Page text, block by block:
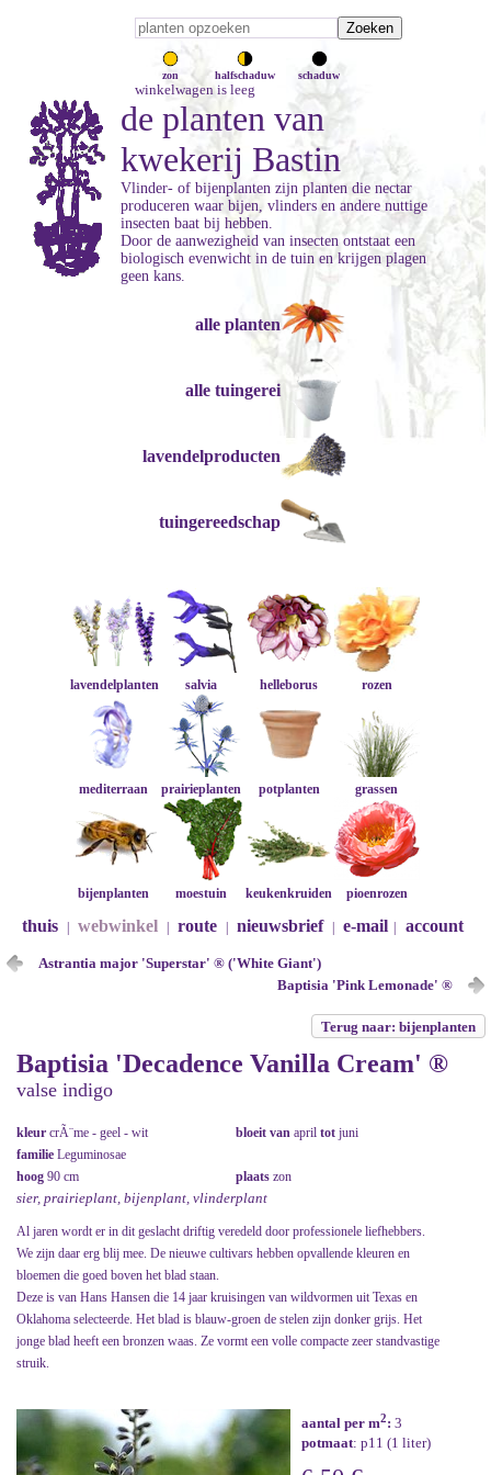
zon halfschaduw schaduw
winkelwagen is leeg
de planten van
kwekerij Bastin
Vlinder- of bijenplanten zijn planten die nectar
produceren waar bijen, vlinders en andere nuttige
insecten baat bij hebben.
Door de aanwezigheid van insecten ontstaat een
biologisch evenwicht in de tuin en krijgen plagen
geen kans.
alle planten
alle tuingerei
lavendelproducten
tuingereedschap
lavendelplanten salvia helleborus rozen
mediterraan prairieplanten potplanten grassen
bijenplanten moestuin keukenkruiden pioenrozen
thuis webwinkel route nieuwsbrief e-mail account
Astrantia major 'Superstar' ® ('White Giant')
Baptisia 'Pink Lemonade' ®
Terug naar: bijenplanten
Baptisia 'Decadence Vanilla Cream' ®
valse indigo
kleur crÃ¨me - geel - wit bloeit van april tot juni
familie Leguminosae
hoog 90 cm plaats zon
sier, prairieplant, bijenplant, vlinderplant
Al jaren wordt er in dit geslacht driftig veredeld door professionele liefhebbers.
We zijn daar erg blij mee. De nieuwe cultivars hebben opvallende kleuren en
bloemen die goed boven het blad staan.
Deze is van Hans Hansen die 14 jaar kruisingen van wildvormen uit Texas en
Oklahoma selecteerde. Het blad is blauw-groen de stelen zijn donker grijs. Het
jonge blad heeft een bronzen waas. Ze vormt een volle compacte zeer standvastige
struik.
aantal per m2: 3
potmaat: p11 (1 liter)